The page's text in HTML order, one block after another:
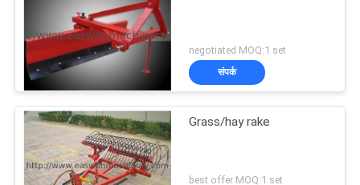
वुडवर्किंग खराद मशीन
negotiated MOQ:1 set
संपर्क
Grass/hay rake
best offer MOQ:1 set